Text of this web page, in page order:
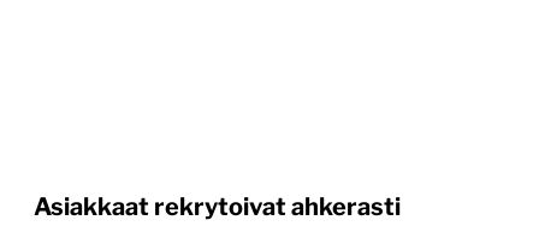
Asiakkaat rekrytoivat ahkerasti